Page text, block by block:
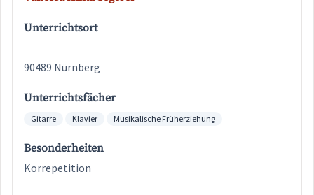
Unterrichtsort
90489 Nürnberg
Unterrichtsfächer
Gitarre Klavier Musikalische Früherziehung
Besonderheiten
Korrepetition